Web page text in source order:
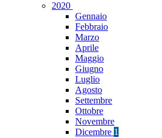
2020
Gennaio
Febbraio
Marzo
Aprile
Maggio
Giugno
Luglio
Agosto
Settembre
Ottobre
Novembre
Dicembre 1